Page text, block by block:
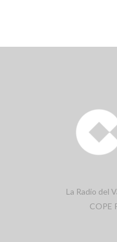
La Radio del
COPE